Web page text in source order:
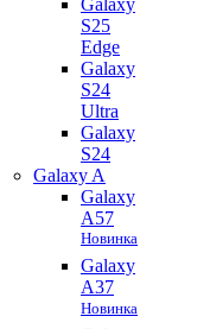
Galaxy
S25
Edge
Galaxy
S24
Ultra
Galaxy
S24
Galaxy A
Galaxy
A57
Новинка
Galaxy
A37
Новинка